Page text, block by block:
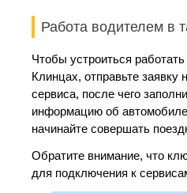
Работа водителем в
Чтобы устроиться
Клинцах, отправьте
сервиса, после чего
информацию об
начинайте совершать
Обратите внимание, что
для подключения к